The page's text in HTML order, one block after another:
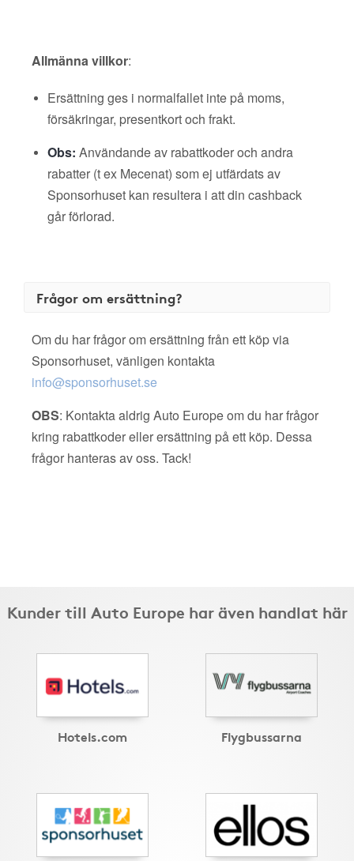
Allmänna villkor:
Ersättning ges i normalfallet inte på moms,
försäkringar, presentkort och frakt.
Obs: Användande av rabattkoder och andra
rabatter (t ex Mecenat) som ej utfärdats av
Sponsorhuset kan resultera i att din cashback
går förlorad.
Frågor om ersättning?
Om du har frågor om ersättning från ett köp via
Sponsorhuset, vänligen kontakta
info@sponsorhuset.se
OBS: Kontakta aldrig Auto Europe om du har frågor
kring rabattkoder eller ersättning på ett köp. Dessa
frågor hanteras av oss. Tack!
Kunder till Auto Europe har även handlat här
Hotels.com Flygbussarna